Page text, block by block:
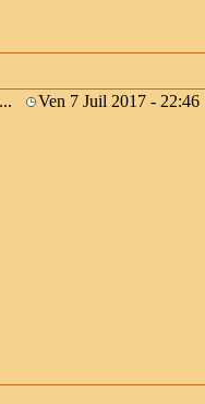
Ven 7 Juil 2017 - 22:46